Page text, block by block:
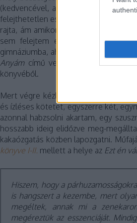
(kedvencével, a puffasztott rizses
felejthetetlen estén vacsorázni hívott
rajta, ám amikor találkoztunk,
sem felejtem el, amikor
Hobo
gimnáziumba, ahol teljesen
Anyámcímű verseket. Sándornak
könyvéből.
Mert végre kézben tartva ezt a közel
és ízléses kötetet, egyszerre két,
azonnal habzsolni akartam, egy
hosszabb ideig elidőzve meg-
kakaózgatás közben lapozgatni.
könyve I-II. mellett a helye az Ezt én
Hiszem, hogy a
is hangszert a kezembe, mert
megéltek, annak mi a
megéreztük az esszenciáját.